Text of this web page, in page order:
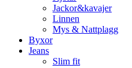
Jackor&kavajer
Linnen
Mys & Nattplagg
Byxor
Jeans
Slim fit